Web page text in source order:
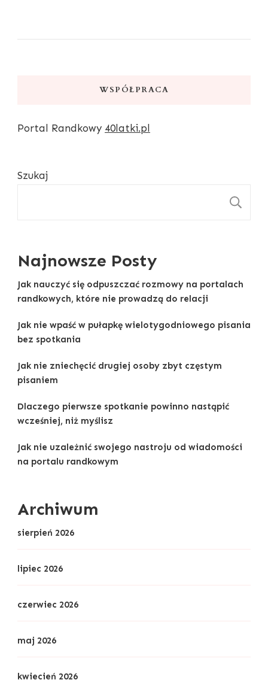
WSPÓŁPRACA
Portal Randkowy 40latki.pl
Szukaj
Najnowsze Posty
Jak nauczyć się odpuszczać rozmowy na portalach
randkowych, które nie prowadzą do relacji
Jak nie wpaść w pułapkę wielotygodniowego pisania
bez spotkania
Jak nie zniechęcić drugiej osoby zbyt częstym
pisaniem
Dlaczego pierwsze spotkanie powinno nastąpić
wcześniej, niż myślisz
Jak nie uzależnić swojego nastroju od wiadomości
na portalu randkowym
Archiwum
sierpień 2026
lipiec 2026
czerwiec 2026
maj 2026
kwiecień 2026